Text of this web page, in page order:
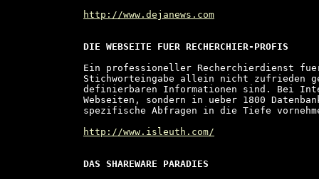
http://www.dejanews.com
DIE WEBSEITE FUER RECHERCHIER-PROFIS
Ein professioneller Recherchierdienst
Stichworteingabe allein nicht zufrieden
definierbaren Informationen sind. Bei
Webseiten, sondern in ueber 1800
spezifische Abfragen in die Tiefe
http://www.isleuth.com/
DAS SHAREWARE PARADIES